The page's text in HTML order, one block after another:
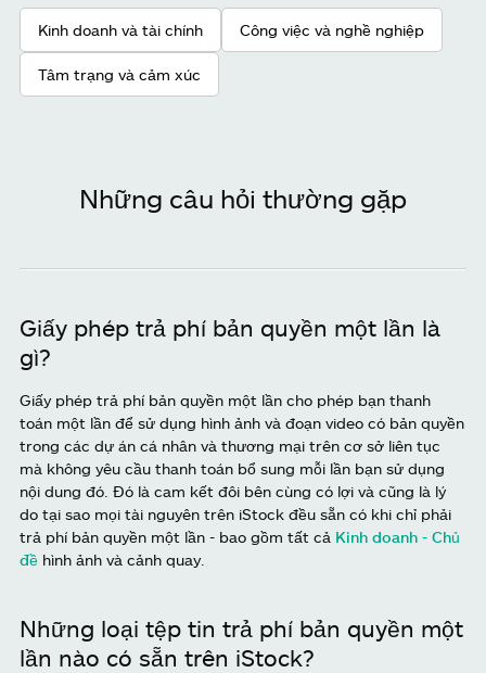
Kinh doanh và tài chính Công việc và nghề nghiệp
Tâm trạng và cảm xúc
Những câu hỏi thường gặp
Giấy phép trả phí bản quyền một lần là
gì?
Giấy phép trả phí bản quyền một lần cho phép bạn thanh
toán một lần để sử dụng hình ảnh và đoạn video có bản quyền
trong các dự án cá nhân và thương mại trên cơ sở liên tục
mà không yêu cầu thanh toán bổ sung mỗi lần bạn sử dụng
nội dung đó. Đó là cam kết đôi bên cùng có lợi và cũng là lý
do tại sao mọi tài nguyên trên iStock đều sẵn có khi chỉ phải
trả phí bản quyền một lần - bao gồm tất cả Kinh doanh - Chủ
đề hình ảnh và cảnh quay.
Những loại tệp tin trả phí bản quyền một
lần nào có sẵn trên iStock?